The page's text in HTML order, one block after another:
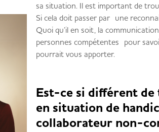
sa situation. Il est important de
Si cela doit passer par une
Quoi qu’il en soit, la
personnes compétentes pour
pourrait vous apporter.
Est-ce si différent
en situation de
collaborateur non-